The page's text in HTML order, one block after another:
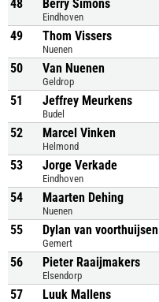
48 Berry Simons
Eindhoven
49 Thom Vissers
Nuenen
50 Van Nuenen
Geldrop
51 Jeffrey Meurkens
Budel
52 Marcel Vinken
Helmond
53 Jorge Verkade
Eindhoven
54 Maarten Dehing
Nuenen
55 Dylan van voorthuijsen
Gemert
56 Pieter Raaijmakers
Elsendorp
57 Luuk Mallens